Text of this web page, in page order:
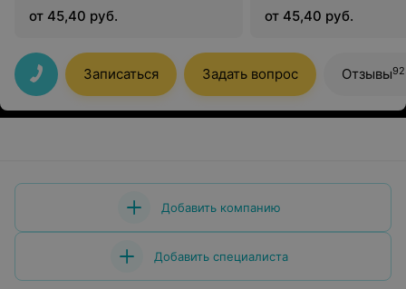
от 45,40 руб. от 45,40 руб.
Записаться Задать вопрос Отзывы
Добавить компанию
Добавить специалиста